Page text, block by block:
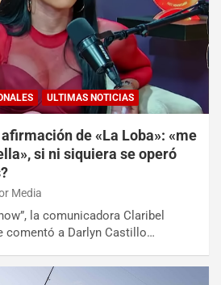
ULTIMAS NOTICIAS
de «La Loba»: «me
si ni siquiera se operó
Media
la comunicadora Claribel
comentó a Darlyn Castillo…